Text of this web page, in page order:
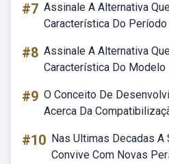
#7 Assinale A Alternativa
Característica Do
#8 Assinale A Alternativa
Característica Do Modelo
#9 O Conceito De
Acerca Da
#10 Nas Ultimas Decadas
Convive Com Novas